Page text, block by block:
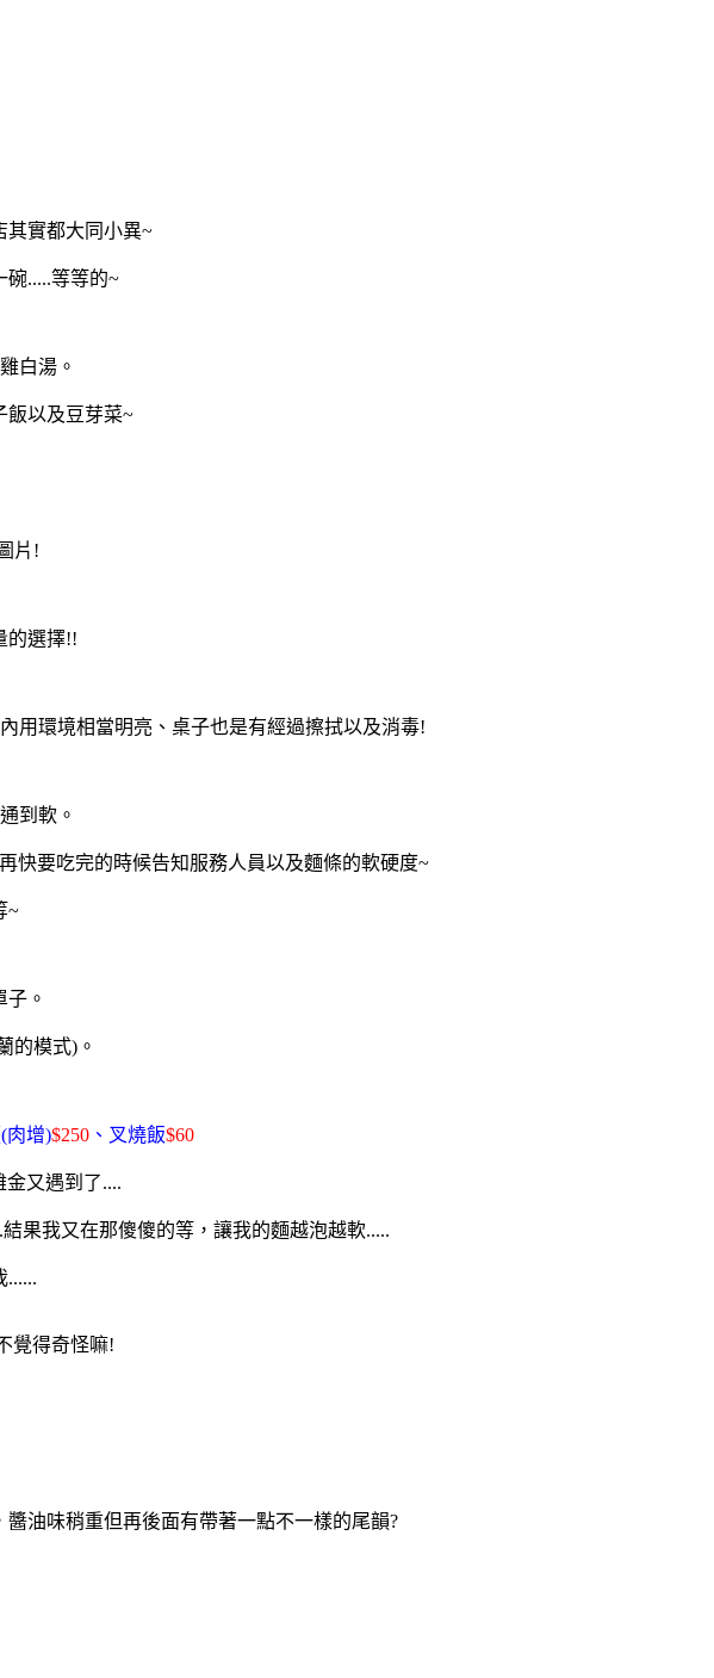
其實都大同小異~
碗.....等等的~
白湯。
飯以及豆芽菜~
片!
的選擇!!
用環境相當明亮、桌子也是有經過擦拭以及消毒!
到軟。
快要吃完的時候告知服務人員以及麵條的軟硬度~
~
。
的模式)。
肉增)$250 、叉燒飯$60
又遇到了....
果我又在那傻傻的等，讓我的麵越泡越軟.....
......
覺得奇怪嘛!
油味稍重但再後面有帶著一點不一樣的尾韻?